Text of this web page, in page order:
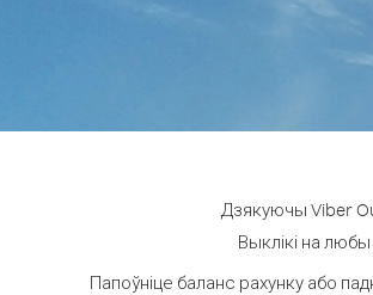
Дзякуючы Viber
Выклікі на
Папоўніце баланс рахунку або